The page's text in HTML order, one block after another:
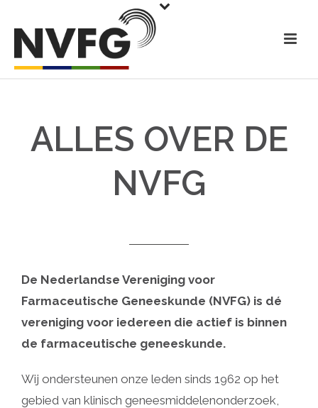
ALLES OVER DE
NVFG
De Nederlandse Vereniging voor
Farmaceutische Geneeskunde (NVFG) is dé
vereniging voor iedereen die actief is binnen
de farmaceutische geneeskunde.
Wij ondersteunen onze leden sinds 1962 op het
gebied van klinisch geneesmiddelenonderzoek,